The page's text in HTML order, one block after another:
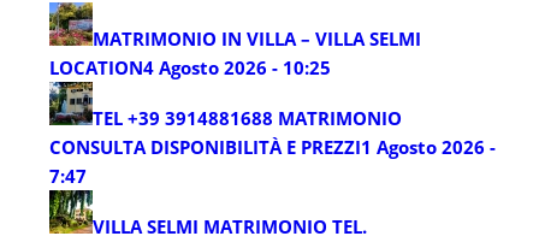
MATRIMONIO IN VILLA – VILLA SELMI
LOCATION4 Agosto 2026 - 10:25
TEL +39 3914881688 MATRIMONIO
CONSULTA DISPONIBILITÀ E PREZZI1 Agosto 2026 -
7:47
VILLA SELMI MATRIMONIO TEL.